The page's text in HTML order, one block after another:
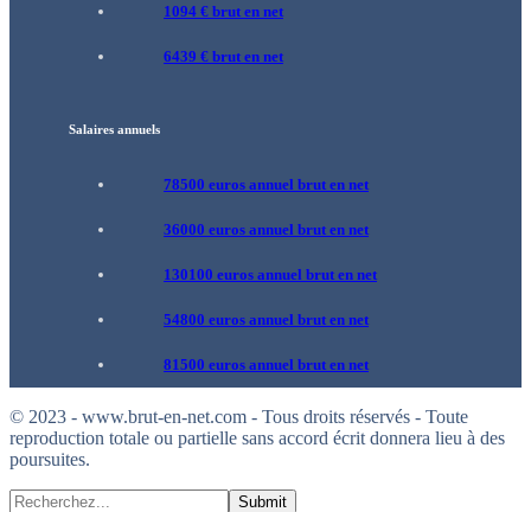
1094 € brut en net
6439 € brut en net
Salaires annuels
78500 euros annuel brut en net
36000 euros annuel brut en net
130100 euros annuel brut en net
54800 euros annuel brut en net
81500 euros annuel brut en net
© 2023 - www.brut-en-net.com - Tous droits réservés - Toute
reproduction totale ou partielle sans accord écrit donnera lieu à des
poursuites.
Submit